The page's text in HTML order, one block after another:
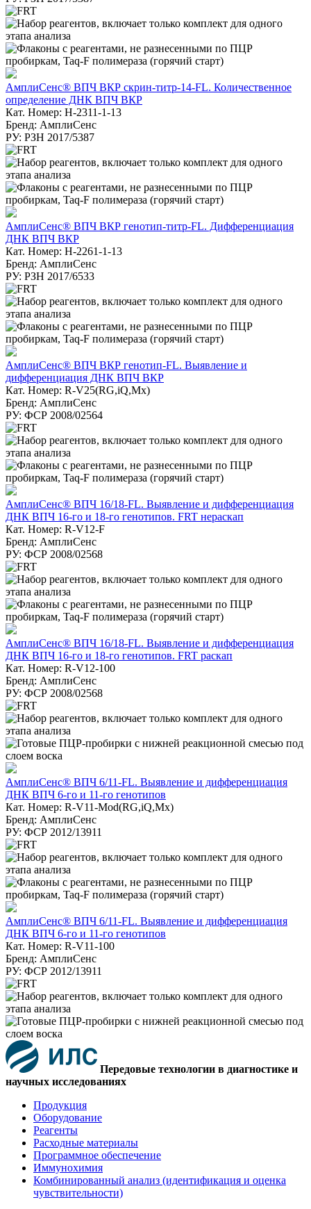
АмплиСенс® ВПЧ ВКР скрин-титр-14-FL. Количественное
определение ДНК ВПЧ ВКР
Кат. Номер: H-2311-1-13
Бренд: АмплиСенс
РУ: РЗН 2017/5387
АмплиСенс® ВПЧ ВКР генотип-титр-FL. Дифференциация
ДНК ВПЧ ВКР
Кат. Номер: H-2261-1-13
Бренд: АмплиСенс
РУ: РЗН 2017/6533
АмплиСенс® ВПЧ ВКР генотип-FL. Выявление и
дифференциация ДНК ВПЧ ВКР
Кат. Номер: R-V25(RG,iQ,Mx)
Бренд: АмплиСенс
РУ: ФСР 2008/02564
АмплиСенс® ВПЧ 16/18-FL. Выявление и дифференциация
ДНК ВПЧ 16-го и 18-го генотипов. FRT нераскап
Кат. Номер: R-V12-F
Бренд: АмплиСенс
РУ: ФСР 2008/02568
АмплиСенс® ВПЧ 16/18-FL. Выявление и дифференциация
ДНК ВПЧ 16-го и 18-го генотипов. FRT раскап
Кат. Номер: R-V12-100
Бренд: АмплиСенс
РУ: ФСР 2008/02568
АмплиСенс® ВПЧ 6/11-FL. Выявление и дифференциация
ДНК ВПЧ 6-го и 11-го генотипов
Кат. Номер: R-V11-Mod(RG,iQ,Mx)
Бренд: АмплиСенс
РУ: ФСР 2012/13911
АмплиСенс® ВПЧ 6/11-FL. Выявление и дифференциация
ДНК ВПЧ 6-го и 11-го генотипов
Кат. Номер: R-V11-100
Бренд: АмплиСенс
РУ: ФСР 2012/13911
Передовые технологии в диагностике и
научных исследованиях
Продукция
Оборудование
Реагенты
Расходные материалы
Программное обеспечение
Иммунохимия
Комбинированный анализ (идентификация и оценка
чувствительности)